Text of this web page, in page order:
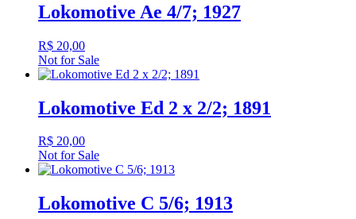
Lokomotive Ae 4/7; 1927
R$ 20,00
Not for Sale
Lokomotive Ed 2 x 2/2; 1891
R$ 20,00
Not for Sale
Lokomotive C 5/6; 1913